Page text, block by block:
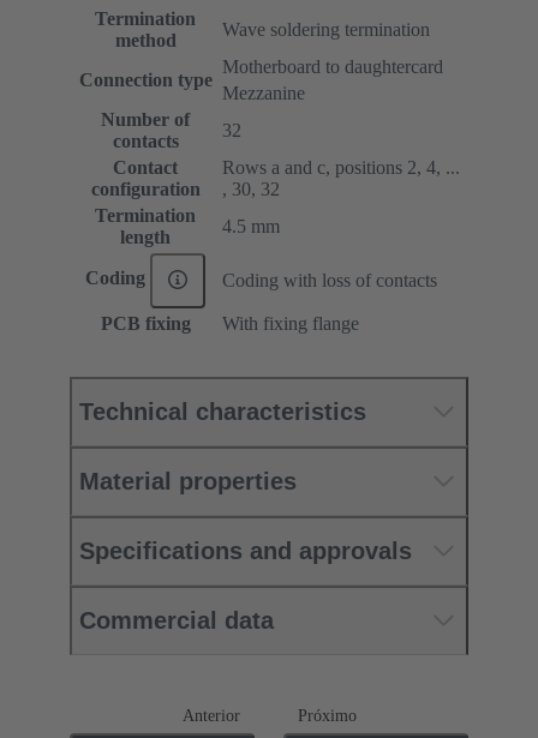
Termination
method
Wave soldering termination
Connection type
Motherboard to daughtercard
Mezzanine
Number of
contacts
32
Contact
configuration
Rows a and c, positions 2, 4, ...
, 30, 32
Termination
length
4.5 mm
Coding Coding with loss of contacts
PCB fixing With fixing flange
Technical characteristics
Material properties
Specifications and approvals
Commercial data
Anterior Próximo